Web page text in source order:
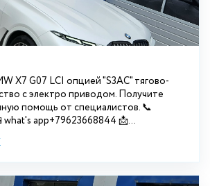
Х7 G07 LCI опцией "S3АС" тягово-
с электро приводом. Получите
помощь от специалистов. 📞
what's app+79623668844 📩...